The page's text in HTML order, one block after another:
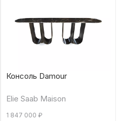
Консоль Damour
Elie Saab Maison
1 847 000 ₽